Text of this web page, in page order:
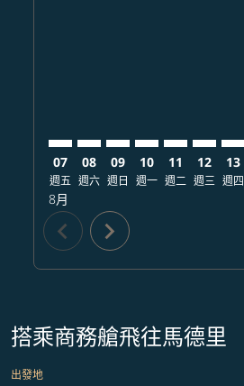
07
週五
8月
08
週六
09
週日
10
週一
11
週二
12
週三
13
週四
chevron_left chevron_right
搭乘商務艙飛往馬德里
出發地